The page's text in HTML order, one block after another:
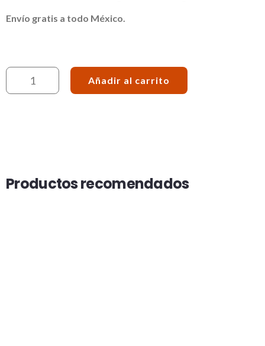
Envío gratis a todo México.
Añadir al carrito
Productos recomendados